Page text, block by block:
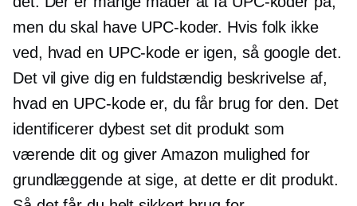
men du skal have UPC-koder. Hvis folk ikke
ved, hvad en UPC-kode er igen, så google det.
Det vil give dig en fuldstændig beskrivelse af,
hvad en UPC-kode er, du får brug for den. Det
identificerer dybest set dit produkt som
værende dit og giver Amazon mulighed for
grundlæggende at sige, at dette er dit produkt.